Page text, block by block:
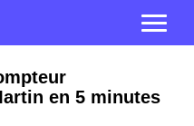
en 5 minutes